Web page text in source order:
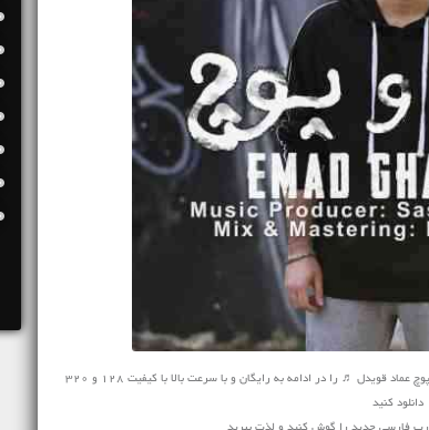
مخاطبین محترم رسانه ی نفیس موزیک آهنگ رپ جدید ♬ هیچ و پوچ عماد قویدل ♬ را در ادامه به رایگان و با سرعت بالا با کیفیت 128 و 320
دانلود کنید